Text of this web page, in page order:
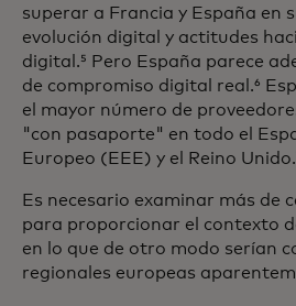
superar a Francia y España en
evolución digital y actitudes
digital.⁵ Pero España parece
de compromiso digital real.⁶
el mayor número de
"con pasaporte" en todo el
Europeo (EEE) y el Reino
Es necesario examinar más de
para proporcionar el contexto
en lo que de otro modo serían
regionales europeas